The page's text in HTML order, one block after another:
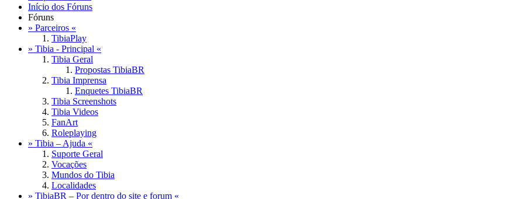
Início dos Fóruns
Fóruns
» Parceiros «
TibiaPlay
» Tibia - Principal «
Tibia Geral
Propostas TibiaBR
Tibia Imprensa
Enquetes TibiaBR
Tibia Screenshots
Tibia Videos
FanArt
Roleplaying
» Tibia – Ajuda «
Suporte Geral
Vocações
Mundos do Tibia
Localidades
» TibiaBR – Por dentro do site e forum «